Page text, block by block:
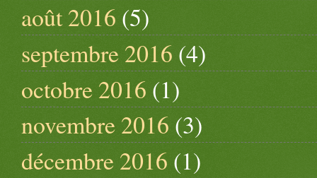
août 2016 (5)
septembre 2016 (4)
octobre 2016 (1)
novembre 2016 (3)
décembre 2016 (1)